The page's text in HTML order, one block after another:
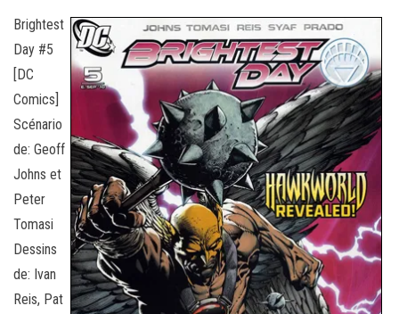
Brightest
Day #5
[DC
Comics]
Scénario
de: Geoff
Johns et
Peter
Tomasi
Dessins
de: Ivan
Reis, Pat